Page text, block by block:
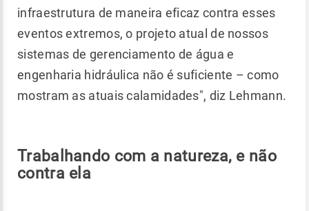
infraestrutura de maneira eficaz contra esses
eventos extremos, o projeto atual de nossos
sistemas de gerenciamento de água e
engenharia hidráulica não é suficiente – como
mostram as atuais calamidades", diz Lehmann.
Trabalhando com a natureza, e não
contra ela